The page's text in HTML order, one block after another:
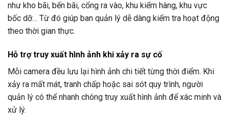
như kho bãi, bến bãi, cổng ra vào, khu kiểm hàng, khu vực
bốc dỡ… Từ đó giúp ban quản lý dễ dàng kiểm tra hoạt động
theo thời gian thực.
Hỗ trợ truy xuất hình ảnh khi xảy ra sự cố
Mỗi camera đều lưu lại hình ảnh chi tiết từng thời điểm. Khi
xảy ra mất mát, tranh chấp hoặc sai sót quy trình, người
quản lý có thể nhanh chóng truy xuất hình ảnh để xác minh và
xử lý.